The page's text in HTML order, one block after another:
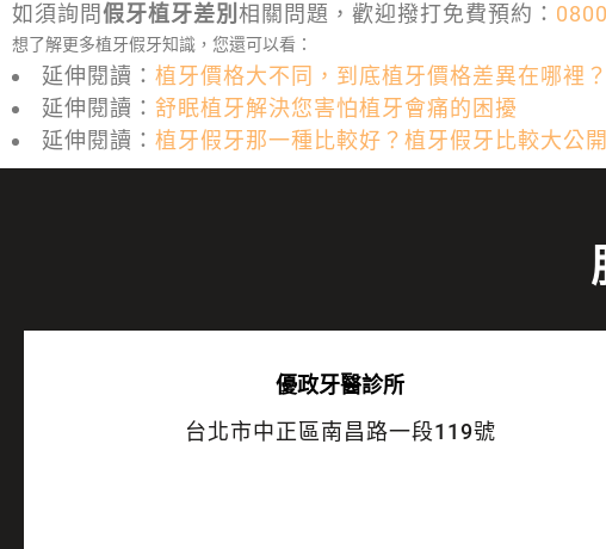
如須詢問假牙植牙差別 相關問題，歡迎撥打免費預約：
想了解更多植牙假牙知識，您還可以看：
延伸閱讀： 植牙價格大不同，到底植牙價格差異在哪裡？
延伸閱讀： 舒眠植牙解決您害怕植牙會痛的困擾
延伸閱讀： 植牙假牙那一種比較好？植牙假牙比較大公開
優政牙醫診所
台北市中正區南昌路一段119號